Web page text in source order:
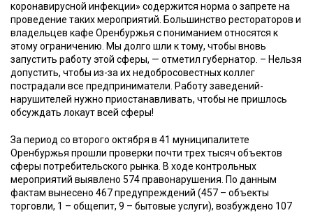
коронавирусной инфекции» содержится норма о запрете на
проведение таких мероприятий. Большинство рестораторов и
владельцев кафе Оренбуржья с пониманием относятся к
этому ограничению. Мы долго шли к тому, чтобы вновь
запустить работу этой сферы, — отметил губернатор. – Нельзя
допустить, чтобы из-за их недобросовестных коллег
пострадали все предприниматели. Работу заведений-
нарушителей нужно приостанавливать, чтобы не пришлось
обсуждать локаут всей сферы!
За период со второго октября в 41 муниципалитете
Оренбуржья прошли проверки почти трех тысяч объектов
сферы потребительского рынка. В ходе контрольных
мероприятий выявлено 574 правонарушения. По данным
фактам вынесено 467 предупреждений (457 – объекты
торговли, 1 – общепит, 9 – бытовые услуги), возбуждено 107